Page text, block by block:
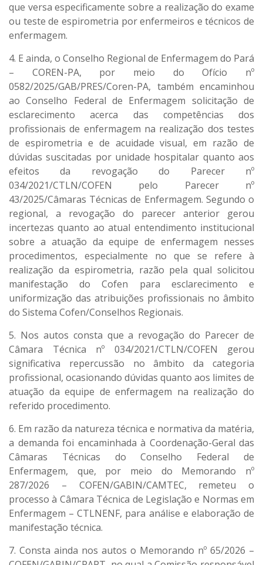
que versa especificamente sobre a realização do exame
ou teste de espirometria por enfermeiros e técnicos de
enfermagem.
4. E ainda, o Conselho Regional de Enfermagem do Pará
– COREN-PA, por meio do Ofício nº
0582/2025/GAB/PRES/Coren-PA, também encaminhou
ao Conselho Federal de Enfermagem solicitação de
esclarecimento acerca das competências dos
profissionais de enfermagem na realização dos testes
de espirometria e de acuidade visual, em razão de
dúvidas suscitadas por unidade hospitalar quanto aos
efeitos da revogação do Parecer nº
034/2021/CTLN/COFEN pelo Parecer nº
43/2025/Câmaras Técnicas de Enfermagem. Segundo o
regional, a revogação do parecer anterior gerou
incertezas quanto ao atual entendimento institucional
sobre a atuação da equipe de enfermagem nesses
procedimentos, especialmente no que se refere à
realização da espirometria, razão pela qual solicitou
manifestação do Cofen para esclarecimento e
uniformização das atribuições profissionais no âmbito
do Sistema Cofen/Conselhos Regionais.
5. Nos autos consta que a revogação do Parecer de
Câmara Técnica nº 034/2021/CTLN/COFEN gerou
significativa repercussão no âmbito da categoria
profissional, ocasionando dúvidas quanto aos limites de
atuação da equipe de enfermagem na realização do
referido procedimento.
6. Em razão da natureza técnica e normativa da matéria,
a demanda foi encaminhada à Coordenação-Geral das
Câmaras Técnicas do Conselho Federal de
Enfermagem, que, por meio do Memorando nº
287/2026 – COFEN/GABIN/CAMTEC, remeteu o
processo à Câmara Técnica de Legislação e Normas em
Enfermagem – CTLNENF, para análise e elaboração de
manifestação técnica.
7. Consta ainda nos autos o Memorando nº 65/2026 –